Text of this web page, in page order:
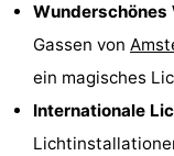
Wunderschönes
Gassen von
ein magisches
Internationale